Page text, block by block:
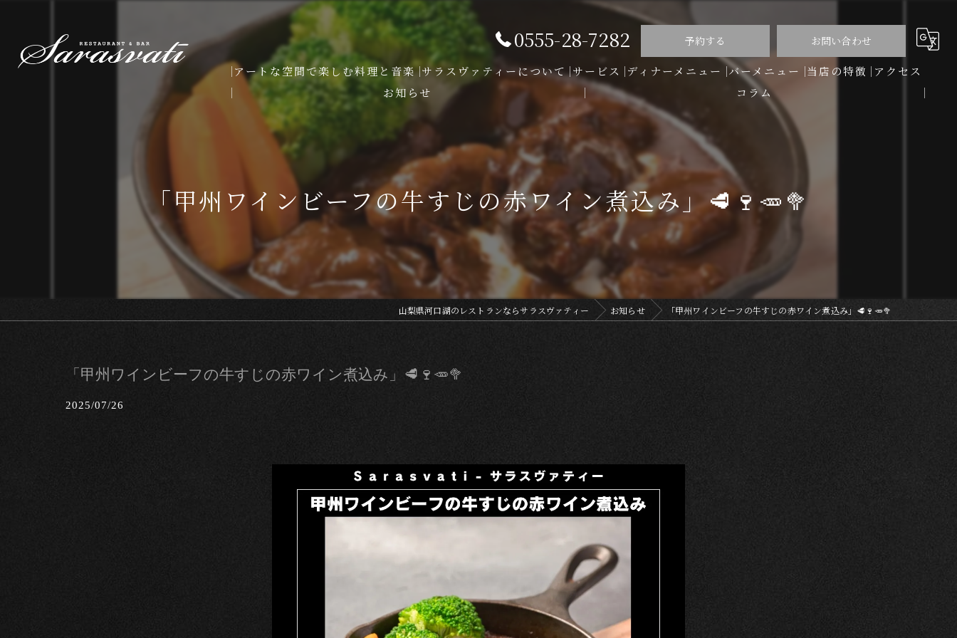
0555-28-7282 予約する お問い合わせ
アートな空間で楽しむ料理と音楽 サラスヴァティーについて サービス ディナーメニュー バーメニュー 当店の特徴
アクセス
お知らせ
コラム
「甲州ワインビーフの牛すじの赤ワイン煮込み」🥩🍷🥕🥦
山梨県河口湖のレストランならサラスヴァティー お知らせ 「甲州ワインビーフの牛すじの赤ワイン煮込み」🥩🍷🥕🥦
「甲州ワインビーフの牛すじの赤ワイン煮込み」🥩🍷🥕🥦
2025/07/26